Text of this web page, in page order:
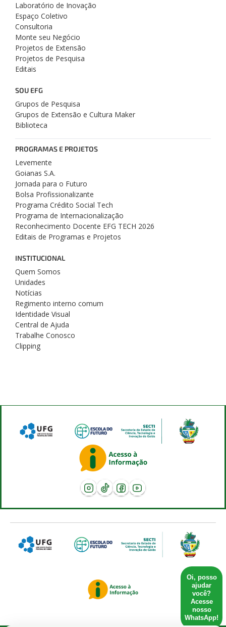
Oi, posso
ajudar
você?
Acesse
nosso
WhatsApp!
Laboratório de Inovação
Espaço Coletivo
Consultoria
Monte seu Negócio
Projetos de Extensão
Projetos de Pesquisa
Editais
SOU EFG
Grupos de Pesquisa
Grupos de Extensão e Cultura Maker
Biblioteca
PROGRAMAS E PROJETOS
Levemente
Goianas S.A.
Jornada para o Futuro
Bolsa Profissionalizante
Programa Crédito Social Tech
Programa de Internacionalização
Reconhecimento Docente EFG TECH 2026
Editais de Programas e Projetos
INSTITUCIONAL
Quem Somos
Unidades
Notícias
Regimento interno comum
Identidade Visual
Central de Ajuda
Trabalhe Conosco
Clipping